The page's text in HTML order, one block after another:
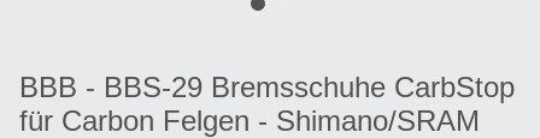
BBB - BBS-29 Bremsschuhe CarbStop
für Carbon Felgen - Shimano/SRAM